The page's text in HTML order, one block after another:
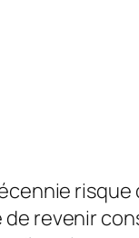
revenir